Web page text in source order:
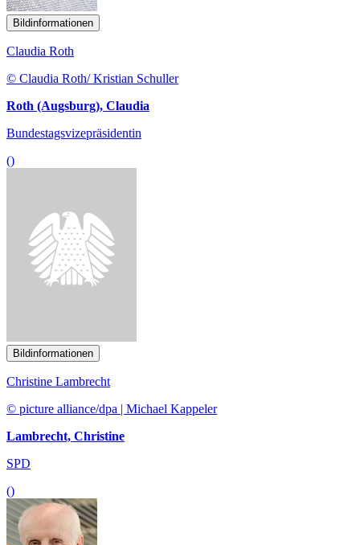
Bildinformationen
Claudia Roth
© Claudia Roth/ Kristian Schuller
Roth (Augsburg), Claudia
Bundestagsvizepräsidentin
()
Bildinformationen
Christine Lambrecht
© picture alliance/dpa | Michael Kappeler
Lambrecht, Christine
SPD
()